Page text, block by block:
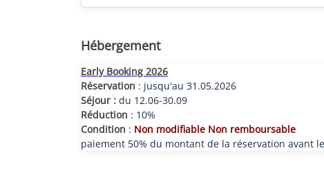
Hébergement
Early Booking 2026
Réservation : jusqu'au 31.05.2026
Séjour : du 12.06-30.09
Réduction : 10%
Condition : Non modifiable Non remboursable
paiement 50% du montant de la réservation avant